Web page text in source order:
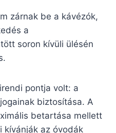
zárnak be a kávézók,
a
soron kívüli ülésén
pontja volt: a
biztosítása. A
betartása mellett
kívánják az óvodák